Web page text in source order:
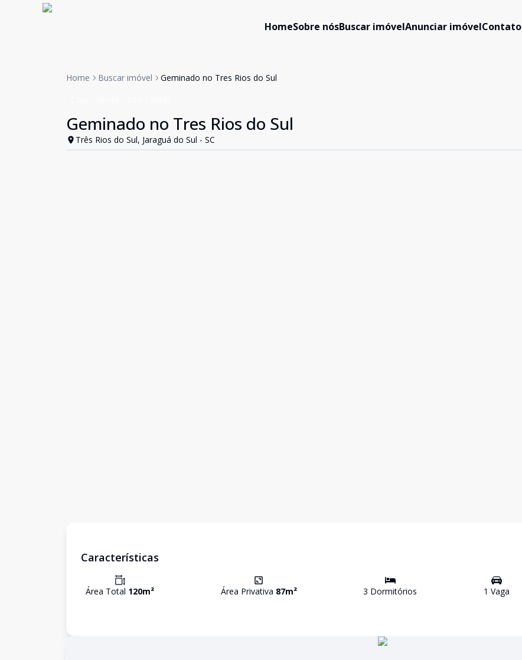
HomeSobre nósBuscar imóvelAnunciar imóvelContato
Home Buscar imóvel Geminado no Tres Rios do Sul
Geminado no Tres Rios do Sul
Três Rios do Sul, Jaraguá do Sul - SC
Características
Área Total 120m² Área Privativa 87m² 3 Dormitórios 1 Vaga